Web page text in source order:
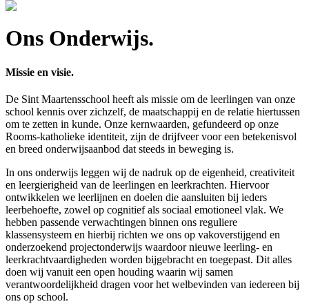
Ons Onderwijs.
Missie en visie.
De Sint Maartensschool heeft als missie om de leerlingen van onze
school kennis over zichzelf, de maatschappij en de relatie hiertussen
om te zetten in kunde. Onze kernwaarden, gefundeerd op onze
Rooms-katholieke identiteit, zijn de drijfveer voor een betekenisvol
en breed onderwijsaanbod dat steeds in beweging is.
In ons onderwijs leggen wij de nadruk op de eigenheid, creativiteit
en leergierigheid van de leerlingen en leerkrachten. Hiervoor
ontwikkelen we leerlijnen en doelen die aansluiten bij ieders
leerbehoefte, zowel op cognitief als sociaal emotioneel vlak. We
hebben passende verwachtingen binnen ons reguliere
klassensysteem en hierbij richten we ons op vakoverstijgend en
onderzoekend projectonderwijs waardoor nieuwe leerling- en
leerkrachtvaardigheden worden bijgebracht en toegepast. Dit alles
doen wij vanuit een open houding waarin wij samen
verantwoordelijkheid dragen voor het welbevinden van iedereen bij
ons op school.